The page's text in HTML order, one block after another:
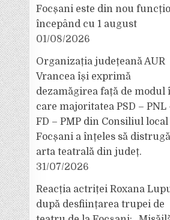
Focșani este din nou
începând cu 1 august
01/08/2026
Organizația județeană AUR
Vrancea își exprimă
dezamăgirea față de modul
care majoritatea PSD – PNL
FD – PMP din Consiliul local
Focșani a înțeles să distrugă
arta teatrală din județ.
31/07/2026
Reacția actriței Roxana
după desființarea trupei de